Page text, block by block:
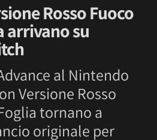
Rosso Fuoco
arrivano su
al Nintendo
Versione Rosso
tornano a
originale per